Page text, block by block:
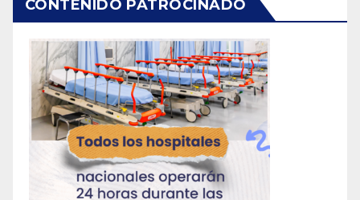
CONTENIDO PATROCINADO